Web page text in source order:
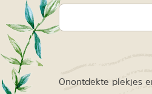
Onontdekte plekjes